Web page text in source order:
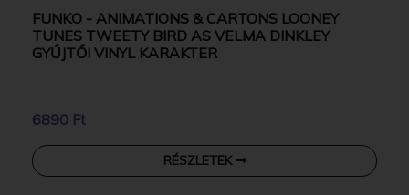
FUNKO - ANIMATIONS & CARTONS LOONEY
TUNES TWEETY BIRD AS VELMA DINKLEY
GYŰJTŐI VINYL KARAKTER
6890 Ft
RÉSZLETEK